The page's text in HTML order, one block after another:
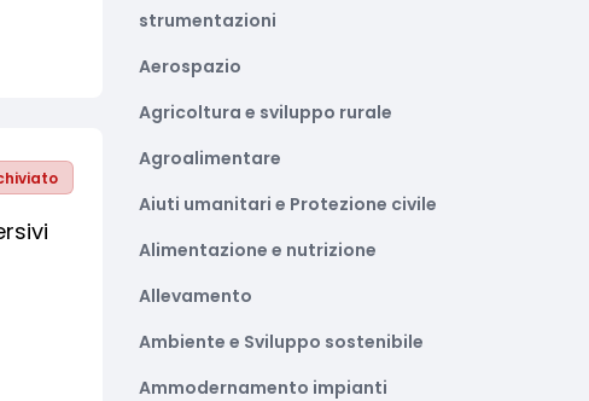
strumentazioni
Aerospazio
Agricoltura e sviluppo rurale
Agroalimentare
Aiuti umanitari e Protezione civile
Alimentazione e nutrizione
Allevamento
Ambiente e Sviluppo sostenibile
Ammodernamento impianti